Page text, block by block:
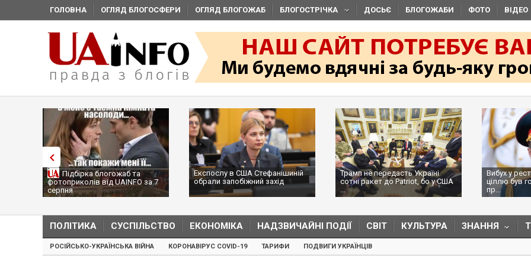
ГОЛОВНА ОГЛЯД БЛОГОСФЕРИ ОГЛЯД БЛОГОЖАБ БЛОГОСТРІЧКА ДОСЬЄ БЛОГОЖАБИ ФОТО ВІДЕО
Підбірка блогожаб та
фотоприколів від UAINFO за 7
серпня
Експослу в США Стефанішиній
обрали запобіжний захід
Трамп не передасть Україні
сотні ракет до Patriot, бо у США
...
Вибух у
ціллю був
пр...
ПОЛІТИКА СУСПІЛЬСТВО ЕКОНОМІКА НАДЗВИЧАЙНІ ПОДІЇ СВІТ КУЛЬТУРА ЗНАННЯ
РОСІЙСЬКО-УКРАЇНСЬКА ВІЙНА КОРОНАВІРУС COVID-19 ТАРИФИ ПОДВИГИ УКРАЇНЦІВ